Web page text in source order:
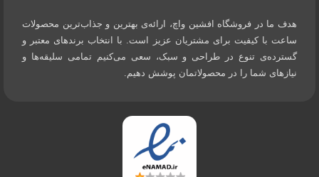
هدف ما در فروشگاه افشین واچ، ارائه‌ی بهترین و جذاب‌ترین محصولات
ساعت با کیفیت برای مشتریان عزیز است. با انتخاب برندهای معتبر و
گسترده‌ی تنوع در طراحی و سبک، سعی می‌کنیم تمامی سلیقه‌ها و
نیازهای شما را در محصولاتمان پوشش دهیم.